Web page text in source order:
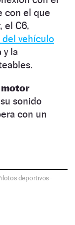
con el que
el C6,
vehículo
y la
motor
sonido
con un
deportivos ·